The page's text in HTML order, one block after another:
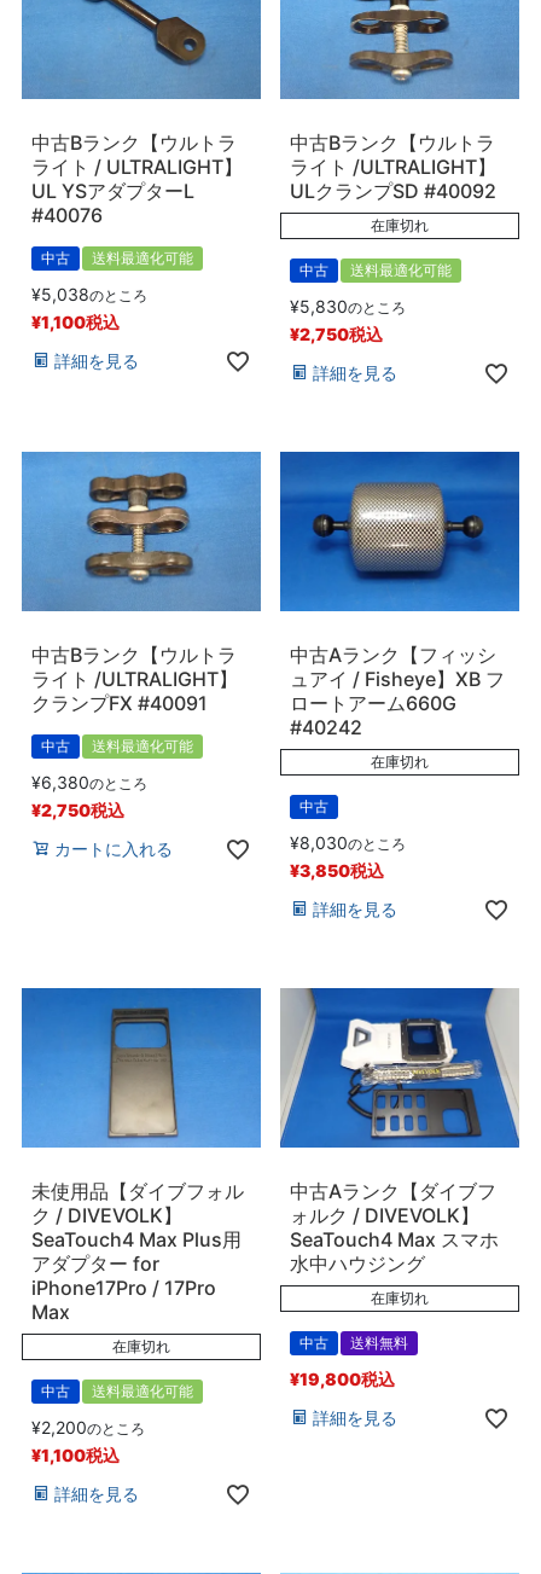
中古Bランク【ウルトラ
ライト / ULTRALIGHT】
UL YSアダプターL
#40076
中古 送料最適化可能
¥5,038のところ
¥1,100税込
詳細を見る
中古Bランク【ウルトラ
ライト /ULTRALIGHT】
ULクランプSD #40092
在庫切れ
中古 送料最適化可能
¥5,830のところ
¥2,750税込
詳細を見る
中古Bランク【ウルトラ
ライト /ULTRALIGHT】
クランプFX #40091
中古 送料最適化可能
¥6,380のところ
¥2,750税込
カートに入れる
中古Aランク【フィッシ
ュアイ / Fisheye】XB フ
ロートアーム660G
#40242
在庫切れ
中古
¥8,030のところ
¥3,850税込
詳細を見る
未使用品【ダイブフォル
ク / DIVEVOLK】
SeaTouch4 Max Plus用
アダプター for
iPhone17Pro / 17Pro
Max
在庫切れ
中古 送料最適化可能
¥2,200のところ
¥1,100税込
詳細を見る
中古Aランク【ダイブフ
ォルク / DIVEVOLK】
SeaTouch4 Max スマホ
水中ハウジング
在庫切れ
中古 送料無料
¥19,800税込
詳細を見る